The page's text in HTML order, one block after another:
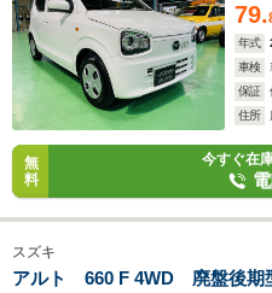
79.
年式
車検
保証
住所
無
料
今すぐ在
スズキ
アルト 660 F 4WD 廃盤後期